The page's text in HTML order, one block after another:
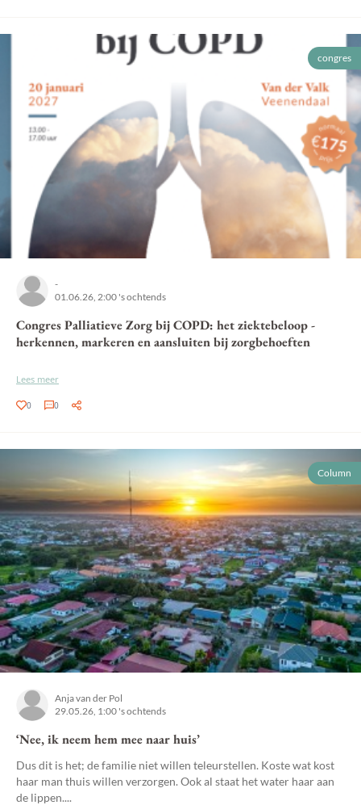
congres
-
01.06.26, 2:00 's ochtends
Congres Palliatieve Zorg bij COPD: het ziektebeloop -
herkennen, markeren en aansluiten bij zorgbehoeften
Lees meer
0 0
Column
Anja van der Pol
29.05.26, 1:00 's ochtends
‘Nee, ik neem hem mee naar huis’
Dus dit is het; de familie niet willen teleurstellen. Koste wat kost
haar man thuis willen verzorgen. Ook al staat het water haar aan
de lippen....